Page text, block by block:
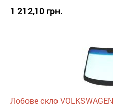
1 212,10 грн.
Лобове скло